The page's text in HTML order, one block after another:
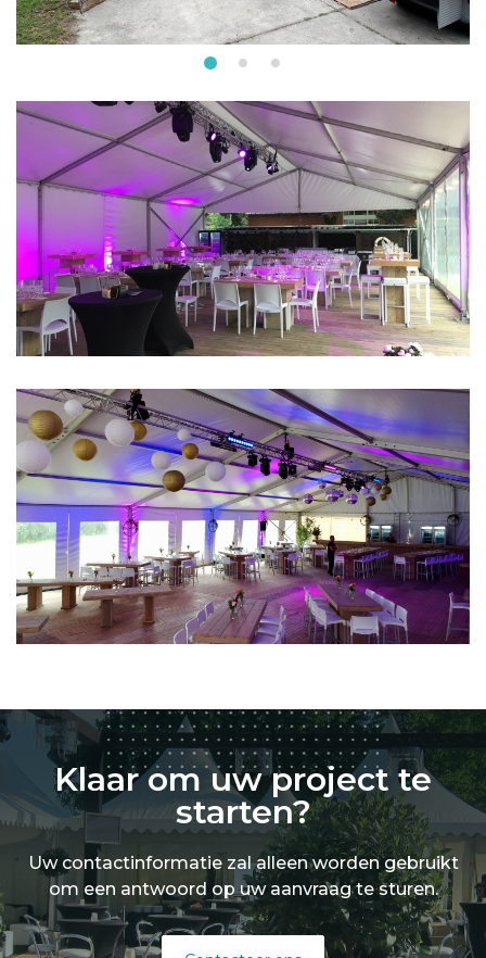
Klaar om uw project te
starten?
Uw contactinformatie zal alleen worden gebruikt
om een antwoord op uw aanvraag te sturen.